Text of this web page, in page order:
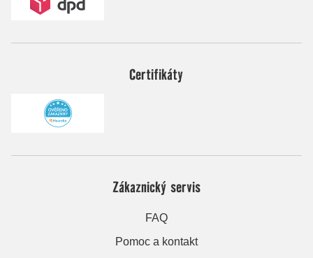
Certifikáty
Zákaznický servis
FAQ
Pomoc a kontakt